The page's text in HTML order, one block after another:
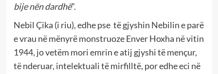
bije nën dardhë”.
Nebil Çika (i riu), edhe pse të gjyshin Nebilin e parë
e vrau në mënyrë monstruoze Enver Hoxha në vitin
1944, jo vetëm mori emrin e atij gjyshi të mençur,
të nderuar, intelektuali të mirfilltë, por edhe eci në